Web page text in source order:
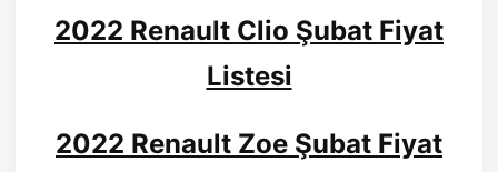
2022 Renault Clio Şubat Fiyat
Listesi
2022 Renault Zoe Şubat Fiyat